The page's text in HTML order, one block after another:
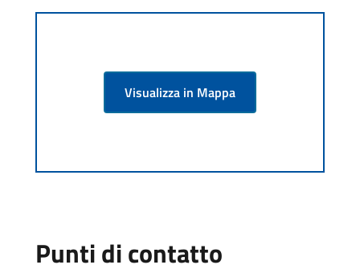
Visualizza in Mappa
Punti di contatto